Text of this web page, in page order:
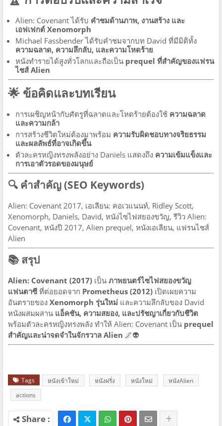
Alien: Covenant ได้รับ คำชมด้านภาพ, งานสร้าง และ
เอฟเฟกต์ Xenomorph
Michael Fassbender ได้รับคำชมจากบท David ที่มีมิติทั้ง
ความฉลาด, ความลึกลับ, และความโหดร้าย
หนังทำรายได้สูงทั่วโลกและถือเป็น prequel ที่สำคัญของแฟรน
ไชส์ Alien
🌟 ข้อคิดและบทเรียน
การเผชิญหน้ากับศัตรูที่ฉลาดและโหดร้ายต้องใช้ ความฉลาด
และความกล้า
การสร้างชีวิตใหม่ต้องมาพร้อม ความรับผิดชอบทางจริยธรรม
และผลลัพธ์ที่อาจเกิดขึ้น
ตัวละครหญิงทรงพลังอย่าง Daniels แสดงถึง ความเข้มแข็งและ
การเอาตัวรอดของมนุษย์
🔍 คำสำคัญ (SEO Keywords)
Alien: Covenant 2017, เอเลียน: คอเวแนนท์, Ridley Scott,
Xenomorph, Daniels, David, หนังไซไฟสยองขวัญ, รีวิว Alien:
Covenant, หนังปี 2017, Alien prequel, หนังเอเลียน, แฟรนไชส์
Alien
📚 สรุป
Alien: Covenant (2017) เป็น ภาพยนตร์ไซไฟสยองขวัญ
แฟนตาซีที่ต่อยอดจาก Prometheus (2012) เปิดเผยความ
อันตรายของ Xenomorph รุ่นใหม่ และความลึกลับของ David
หนังผสมผสาน แอ็คชัน, ความสยอง, และปรัชญาเกี่ยวกับชีวิต
พร้อมตัวละครหญิงทรงพลัง ทำให้ Alien: Covenant เป็น prequel
สำคัญและน่าจดจำในจักรวาล Alien 🌌👽
Tags หนังเข้าใหม่ หนังฝรั่ง หนังใหม่
หนังAlien
actions